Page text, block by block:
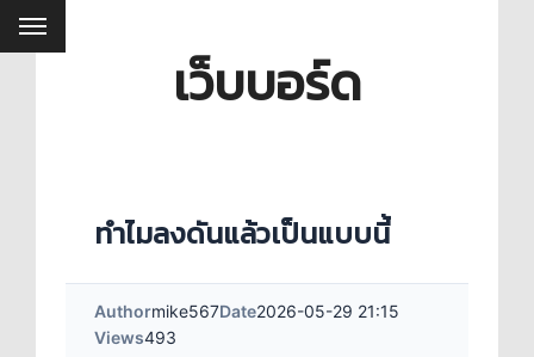
เว็บบอร์ด
ทำไมลงดันแล้วเป็นแบบนี้
Authormike567Date2026-05-29 21:15
Views493